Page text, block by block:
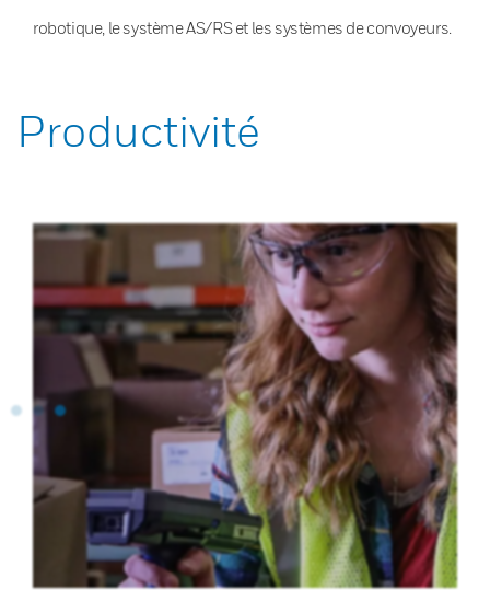
robotique, le système AS/RS et les systèmes de convoyeurs.
Productivité